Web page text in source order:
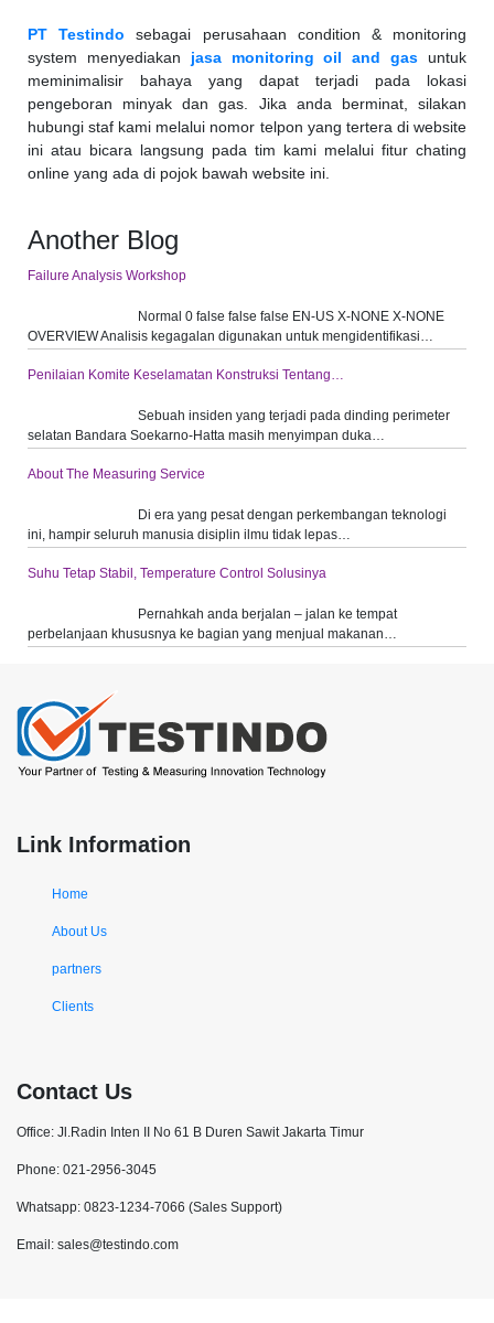
PT Testindo sebagai perusahaan condition & monitoring
system menyediakan jasa monitoring oil and gas untuk
meminimalisir bahaya yang dapat terjadi pada lokasi
pengeboran minyak dan gas. Jika anda berminat, silakan
hubungi staf kami melalui nomor telpon yang tertera di website
ini atau bicara langsung pada tim kami melalui fitur chating
online yang ada di pojok bawah website ini.
Another Blog
Failure Analysis Workshop
Normal 0 false false false EN-US X-NONE X-NONE
OVERVIEW Analisis kegagalan digunakan untuk mengidentifikasi…
Penilaian Komite Keselamatan Konstruksi Tentang…
Sebuah insiden yang terjadi pada dinding perimeter
selatan Bandara Soekarno-Hatta masih menyimpan duka…
About The Measuring Service
Di era yang pesat dengan perkembangan teknologi
ini, hampir seluruh manusia disiplin ilmu tidak lepas…
Suhu Tetap Stabil, Temperature Control Solusinya
Pernahkah anda berjalan – jalan ke tempat
perbelanjaan khususnya ke bagian yang menjual makanan…
Link Information
Home
About Us
partners
Clients
Contact Us
Office: Jl.Radin Inten II No 61 B Duren Sawit Jakarta Timur
Phone: 021-2956-3045
Whatsapp: 0823-1234-7066 (Sales Support)
Email: sales@testindo.com